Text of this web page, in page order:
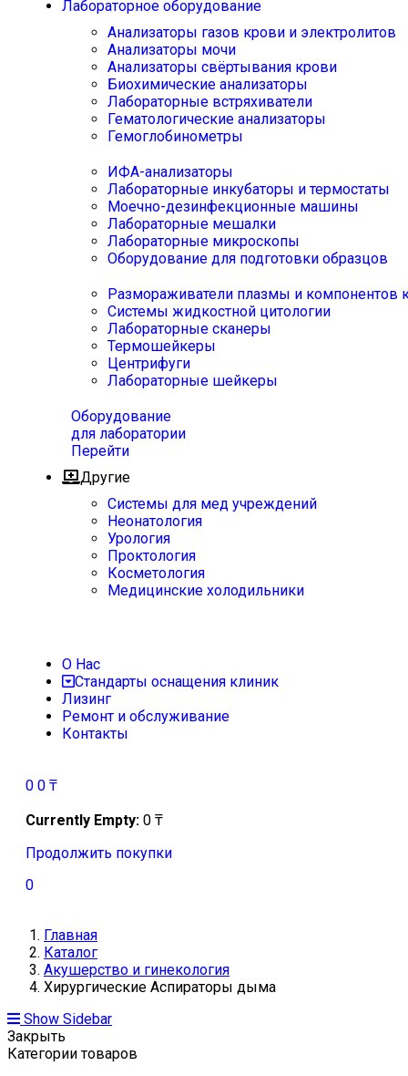
Лабораторное оборудование
Анализаторы газов крови и электролитов
Анализаторы мочи
Анализаторы свёртывания крови
Биохимические анализаторы
Лабораторные встряхиватели
Гематологические анализаторы
Гемоглобинометры
ИФА-анализаторы
Лабораторные инкубаторы и термостаты
Моечно-дезинфекционные машины
Лабораторные мешалки
Лабораторные микроскопы
Оборудование для подготовки образцов
Размораживатели плазмы и компонентов
Системы жидкостной цитологии
Лабораторные сканеры
Термошейкеры
Центрифуги
Лабораторные шейкеры
Оборудование
для лаборатории
Перейти
Другие
Системы для мед учреждений
Неонатология
Урология
Проктология
Косметология
Медицинские холодильники
О Нас
Стандарты оснащения клиник
Лизинг
Ремонт и обслуживание
Контакты
0 0 ₸
Currently Empty: 0 ₸
Продолжить покупки
0
Главная
Каталог
Акушерство и гинекология
Хирургические Аспираторы дыма
Show Sidebar
Закрыть
Категории товаров